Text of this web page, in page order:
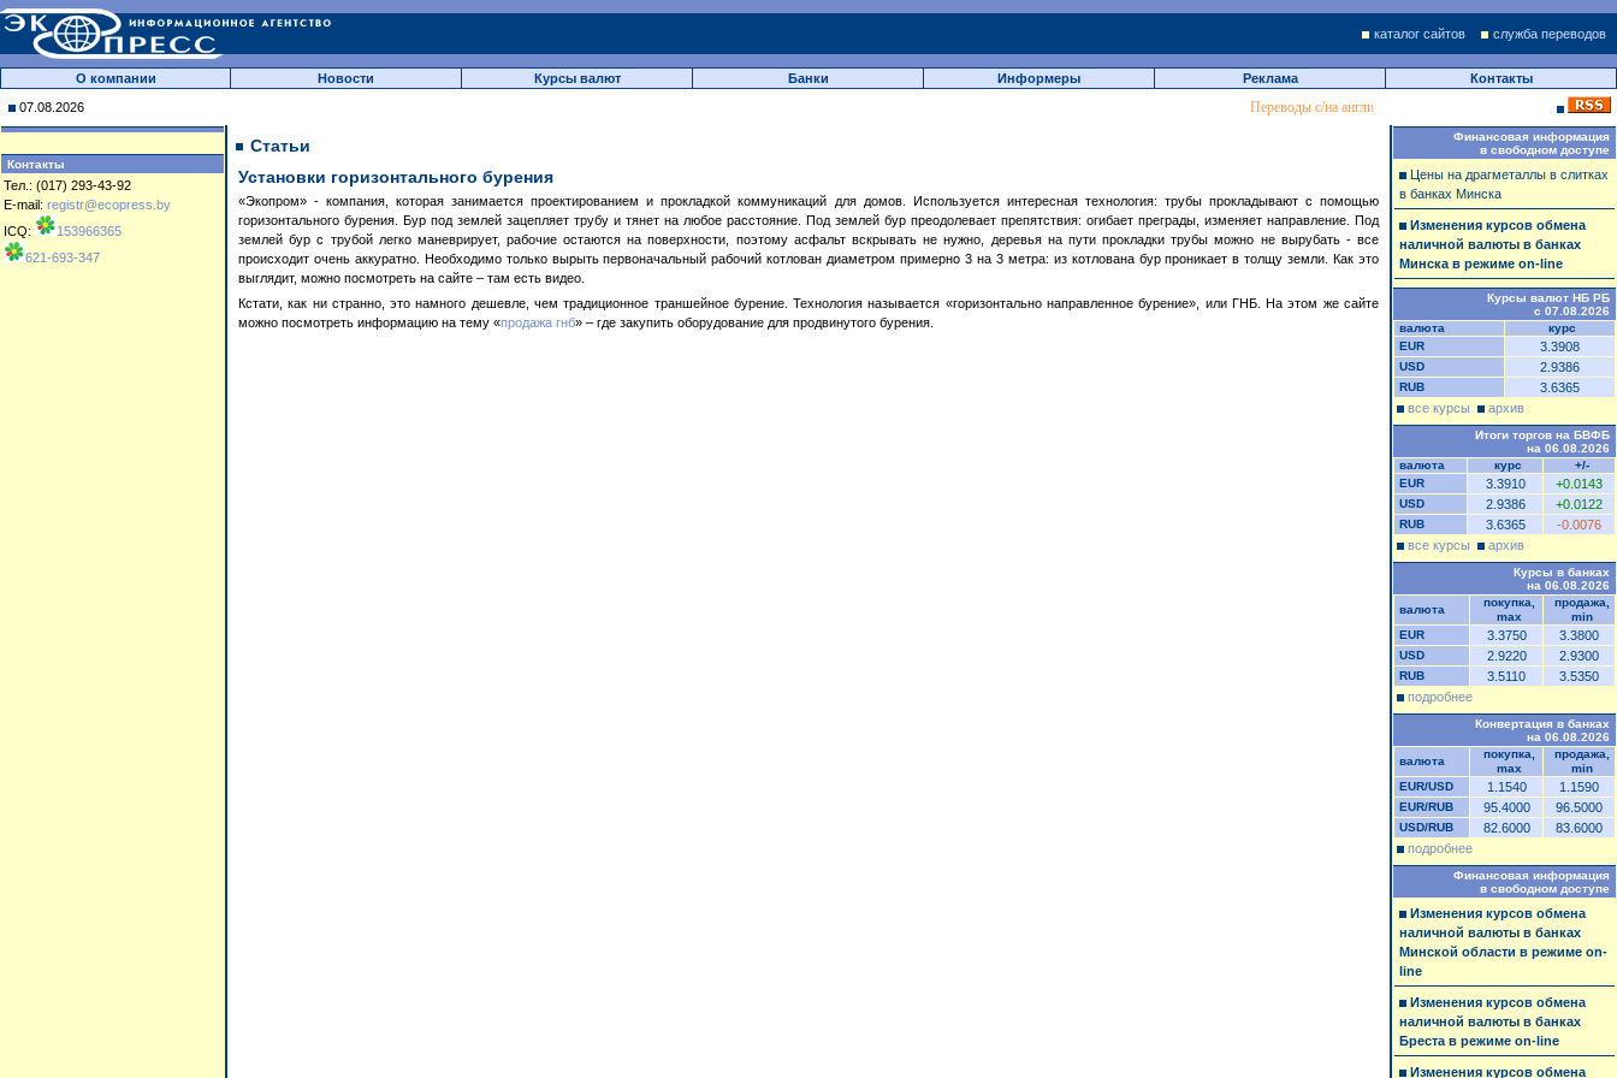
каталог сайтов служба переводов
О компании Новости Курсы валют Банки Информеры Реклама
Контакты
07.08.2026
Переводы с/на английский, французский и белорусский
Контакты
Тел.: (017) 293-43-92
E-mail: registr@ecopress.by
ICQ:
153966365
621-693-347
Статьи
Установки горизонтального бурения
«Экопром» - компания, которая занимается проектированием и прокладкой коммуникаций для домов. Используется интересная технология: трубы прокладывают с помощью
горизонтального бурения. Бур под землей зацепляет трубу и тянет на любое расстояние. Под землей бур преодолевает препятствия: огибает преграды, изменяет направление. Под
землей бур с трубой легко маневрирует, рабочие остаются на поверхности, поэтому асфальт вскрывать не нужно, деревья на пути прокладки трубы можно не вырубать - все
происходит очень аккуратно. Необходимо только вырыть первоначальный рабочий котлован диаметром примерно 3 на 3 метра: из котлована бур проникает в толщу земли. Как это
выглядит, можно посмотреть на сайте – там есть видео.
Кстати, как ни странно, это намного дешевле, чем традиционное траншейное бурение. Технология называется «горизонтально направленное бурение», или ГНБ. На этом же сайте
можно посмотреть информацию на тему «продажа гнб» – где закупить оборудование для продвинутого бурения.
Финансовая информация
в свободном доступе
Цены на драгметаллы в слитках
в банках Минска
Изменения курсов обмена
наличной валюты в банках
Минска в режиме on-line
Курсы валют НБ РБ
с 07.08.2026
валюта
курс
EUR
3.3908
USD 2.9386
RUB
3.6365
все курсы
архив
Итоги торгов на БВФБ
на 06.08.2026
валюта
курс
+/-
EUR
3.3910 +0.0143
USD 2.9386 +0.0122
RUB 3.6365
-0.0076
все курсы
архив
Курсы в банках
на 06.08.2026
валюта
покупка,
max
продажа,
min
EUR
3.3750 3.3800
USD 2.9220 2.9300
RUB 3.5110
3.5350
подробнее
Конвертация в банках
на 06.08.2026
валюта
покупка,
max
продажа,
min
EUR/USD
1.1540 1.1590
EUR/RUB 95.4000 96.5000
USD/RUB 82.6000
83.6000
подробнее
Финансовая информация
в свободном доступе
Изменения курсов обмена
наличной валюты в банках
Минской области в режиме on-
line
Изменения курсов обмена
наличной валюты в банках
Бреста в режиме on-line
Изменения курсов обмена